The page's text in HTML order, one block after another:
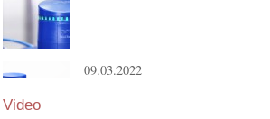
09.03.2022
Video